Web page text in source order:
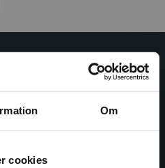
Om
cookies
och möjligheter för